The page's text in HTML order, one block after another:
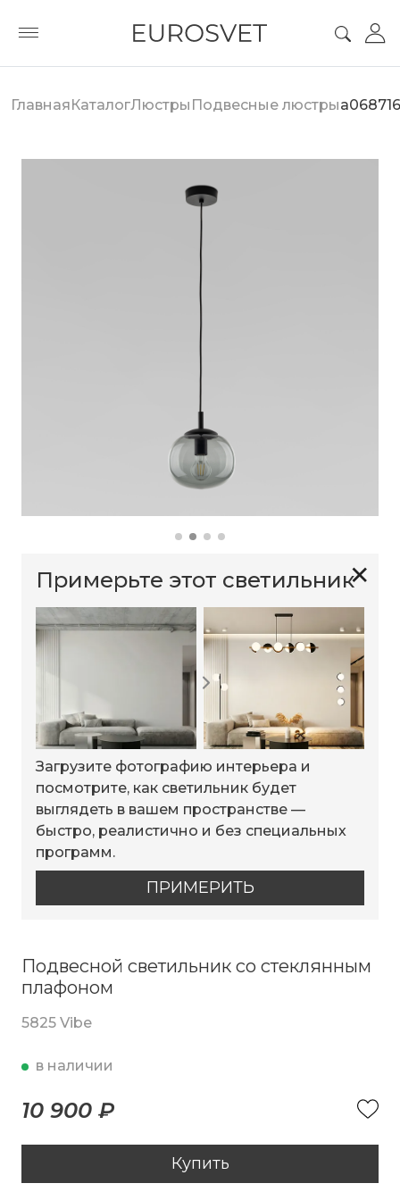
ГлавнаяКаталогЛюстры Подвесные люстрыa068716
✕
Примерьте этот светильник
Загрузите фотографию интерьера и
посмотрите, как светильник будет
выглядеть в вашем пространстве —
быстро, реалистично и без специальных
программ.
ПРИМЕРИТЬ
Подвесной светильник со стеклянным
плафоном
5825 Vibe
в наличии
10 900 ₽
Купить